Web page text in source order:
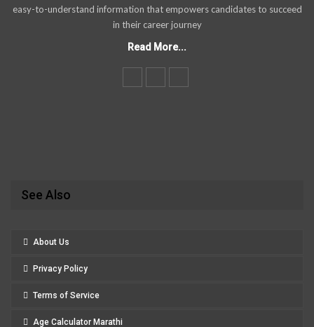
easy-to-understand information that empowers candidates to succeed
in their career journey
Read More...
See Also
About Us
Privacy Policy
Terms of Service
Age Calculator Marathi